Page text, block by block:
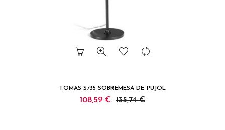
TOMAS S/35 SOBREMESA DE PUJOL
108,59 € 135,74 €